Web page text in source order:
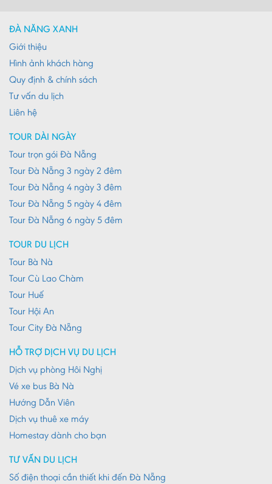
ĐÀ NẴNG XANH
Giới thiệu
Hình ảnh khách hàng
Quy định & chính sách
Tư vấn du lịch
Liên hệ
TOUR DÀI NGÀY
Tour trọn gói Đà Nẵng
Tour Đà Nẵng 3 ngày 2 đêm
Tour Đà Nẵng 4 ngày 3 đêm
Tour Đà Nẵng 5 ngày 4 đêm
Tour Đà Nẵng 6 ngày 5 đêm
TOUR DU LỊCH
Tour Bà Nà
Tour Cù Lao Chàm
Tour Huế
Tour Hội An
Tour City Đà Nẵng
HỖ TRỢ DỊCH VỤ DU LỊCH
Dịch vụ phòng Hôi Nghị
Vé xe bus Bà Nà
Hướng Dẫn Viên
Dịch vụ thuê xe máy
Homestay dành cho bạn
TƯ VẤN DU LỊCH
Số điện thoại cần thiết khi đến Đà Nẵng